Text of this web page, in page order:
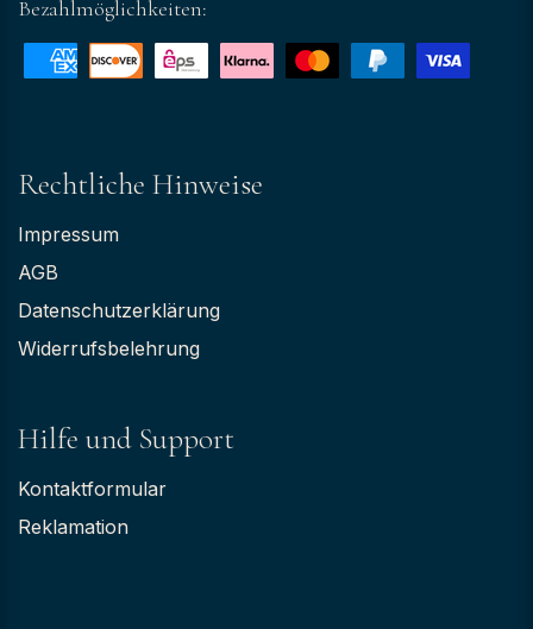
Bezahlmöglichkeiten:
Rechtliche Hinweise
Impressum
AGB
Datenschutzerklärung
Widerrufsbelehrung
Hilfe und Support
Kontaktformular
Reklamation